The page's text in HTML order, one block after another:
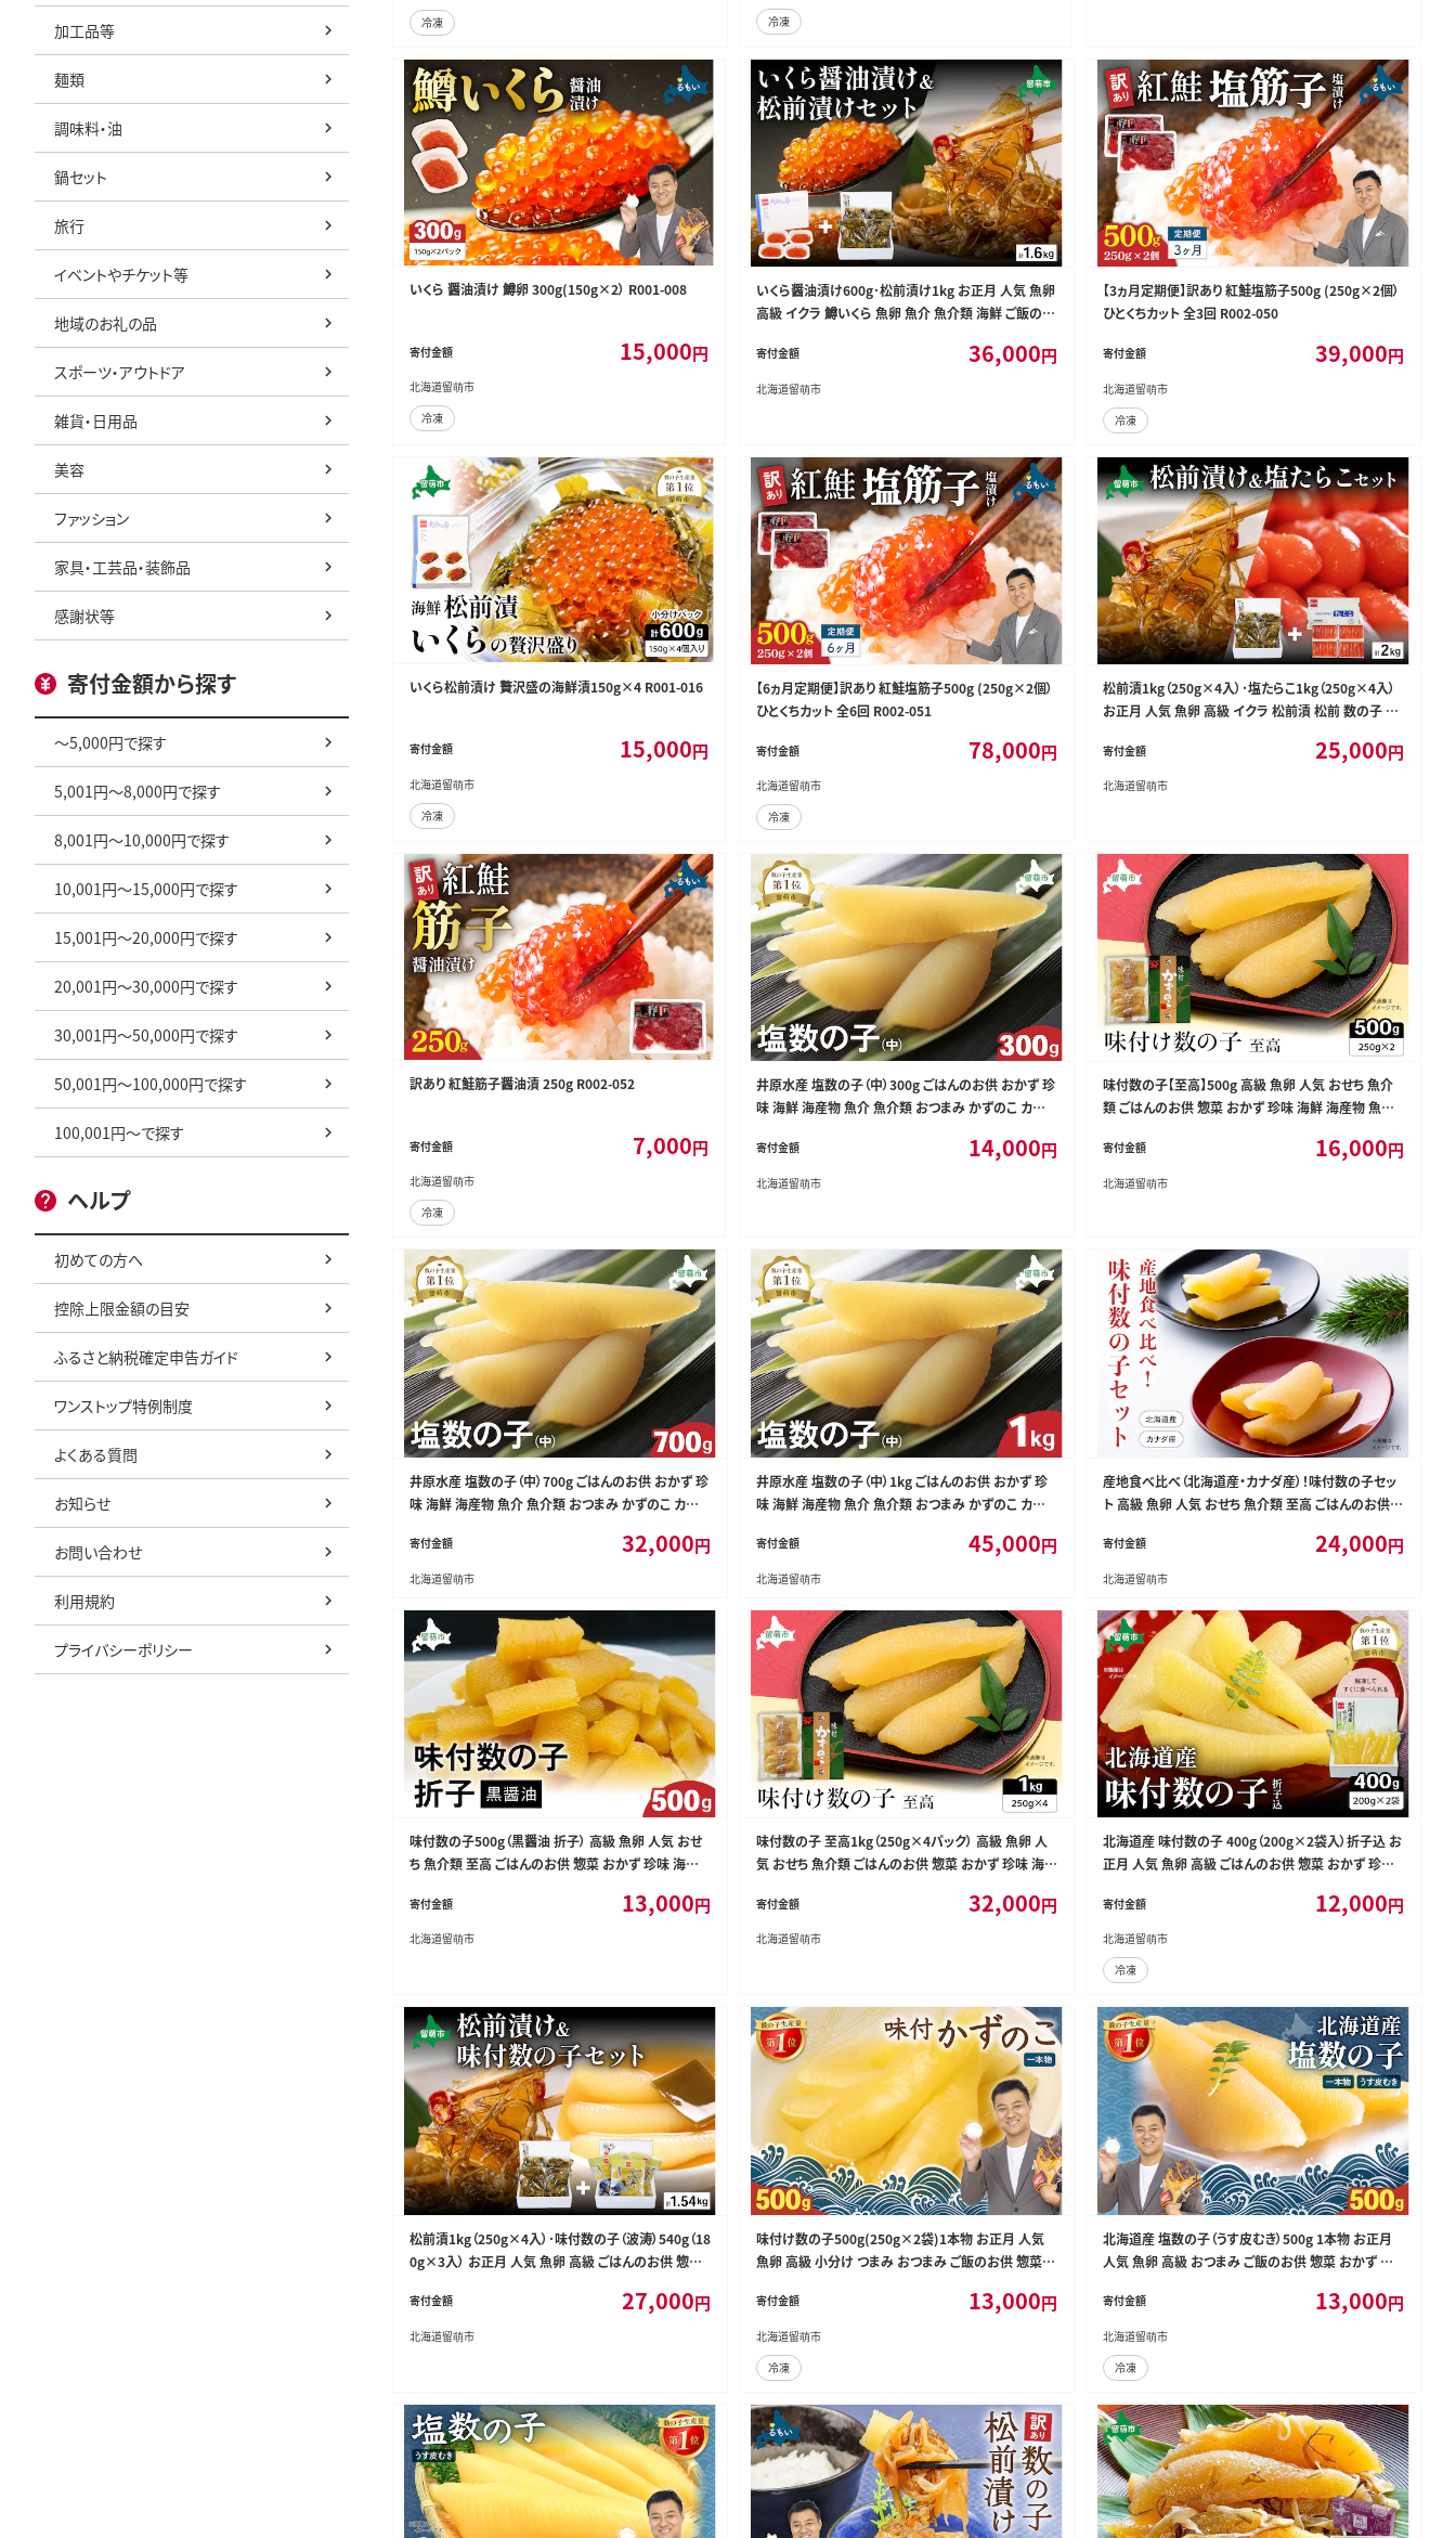
加工品等
麺類
調味料・油
鍋セット
旅行
イベントやチケット等
地域のお礼の品
スポーツ・アウトドア
雑貨・日用品
美容
ファッション
家具・工芸品・装飾品
感謝状等
寄付金額から探す
～5,000円で探す
5,001円～8,000円で探す
8,001円～10,000円で探す
10,001円～15,000円で探す
15,001円～20,000円で探す
20,001円～30,000円で探す
30,001円～50,000円で探す
50,001円～100,000円で探す
100,001円～で探す
ヘルプ
初めての方へ
控除上限金額の目安
ふるさと納税確定申告ガイド
ワンストップ特例制度
よくある質問
お知らせ
お問い合わせ
利用規約
プライバシーポリシー
冷凍
冷凍
いくら 醤油漬け 鱒卵 300g(150g×2） R001-008
寄付金額 15,000円
北海道留萌市
冷凍
いくら醤油漬け600g･松前漬け1kg お正月 人気 魚卵
高級 イクラ 鱒いくら 魚卵 魚介 魚介類 海鮮 ご飯のお
寄付金額 36,000円
北海道留萌市
【3ヵ月定期便】訳あり 紅鮭塩筋子500g (250g×2個）
ひとくちカット 全3回 R002-050
寄付金額 39,000円
北海道留萌市
冷凍
いくら松前漬け 贅沢盛の海鮮漬150g×4 R001-016
寄付金額 15,000円
北海道留萌市
冷凍
【6ヵ月定期便】訳あり 紅鮭塩筋子500g (250g×2個）
ひとくちカット 全6回 R002-051
寄付金額 78,000円
北海道留萌市
冷凍
松前漬1kg（250g×4入）･塩たらこ1kg（250g×4入）
お正月 人気 魚卵 高級 イクラ 松前漬 松前 数の子 か
おかず おつまみ 加工食品 漬物 漬け物 惣菜 魚卵 株
式会社やまか おせち
寄付金額 25,000円
北海道留萌市
訳あり 紅鮭筋子醤油漬 250g R002-052
寄付金額 7,000円
北海道留萌市
冷凍
井原水産 塩数の子（中）300g ごはんのお供 おかず 珍
味 海鮮 海産物 魚介 魚介類 おつまみ かずのこ カズノ
寄付金額 14,000円
北海道留萌市
味付数の子【至高】500g 高級 魚卵 人気 おせち 魚介
類 ごはんのお供 惣菜 おかず 珍味 海鮮 海産物 魚介
コ 味付数の子 冷凍 おせち
寄付金額 16,000円
北海道留萌市
井原水産 塩数の子（中）700g ごはんのお供 おかず 珍
味 海鮮 海産物 魚介 魚介類 おつまみ かずのこ カズノ
寄付金額 32,000円
北海道留萌市
井原水産 塩数の子（中）1kg ごはんのお供 おかず 珍
味 海鮮 海産物 魚介 魚介類 おつまみ かずのこ カズノ
寄付金額 45,000円
北海道留萌市
産地食べ比べ（北海道産・カナダ産）！味付数の子セッ
ト 高級 魚卵 人気 おせち 魚介類 至高 ごはんのお供
つまみ 味付け 味付 かずのこ カズノコ 味付数の子 冷
凍 おせち
寄付金額 24,000円
北海道留萌市
味付数の子500g（黒醤油 折子） 高級 魚卵 人気 おせ
ち 魚介類 至高 ごはんのお供 惣菜 おかず 珍味 海鮮
ずのこ カズノコ 味付数の子 冷凍 おせち
寄付金額 13,000円
北海道留萌市
味付数の子 至高1kg（250g×4パック） 高級 魚卵 人
気 おせち 魚介類 ごはんのお供 惣菜 おかず 珍味 海鮮
味付 かずのこ カズノコ 味付数の子 冷凍 おせち
寄付金額 32,000円
北海道留萌市
北海道産 味付数の子 400g（200g×2袋入）折子込 お
正月 人気 魚卵 高級 ごはんのお供 惣菜 おかず 珍味
味付け 味付 かずのこ カズノコ 味付数の子 折れ子 折
れ 株式会社やまか 冷凍 おせち R001-005
寄付金額 12,000円
北海道留萌市
冷凍
松前漬1kg（250g×4入）･味付数の子（波涛）540g（18
0g×3入） お正月 人気 魚卵 高級 ごはんのお供 惣菜
み 本チャン 味付け 味付 かずのこ カズノコ 味付数の
子 株式会社やまか R001-026
寄付金額 27,000円
北海道留萌市
味付け数の子500g(250g×2袋)1本物 お正月 人気
魚卵 高級 小分け つまみ おつまみ ご飯のお供 惣菜
工品 本チャン 味付け 味付 かずのこ 塩 抜き 味付数の
子 株式会社やまか 冷凍 おせち R001-013
寄付金額 13,000円
北海道留萌市
冷凍
北海道産 塩数の子（うす皮むき）500g 1本物 お正月
人気 魚卵 高級 おつまみ ご飯のお供 惣菜 おかず 珍
道産 かずのこ カズノコ 塩カズノコ 株式会社やまか
おせち R001-017
寄付金額 13,000円
北海道留萌市
冷凍